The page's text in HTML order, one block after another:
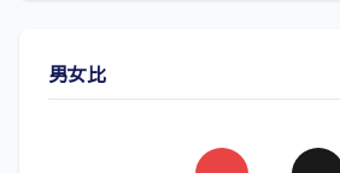
男女比